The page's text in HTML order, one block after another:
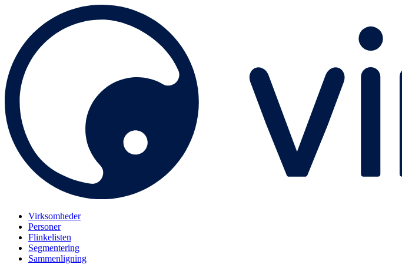
Virksomheder
Personer
Flinkelisten
Segmentering
Sammenligning